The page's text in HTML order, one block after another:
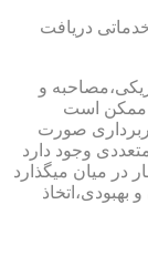
دریافت
و
ممکن است
صورت
وجود دارد
در میان میگذارد
بهبودی،اتخاذ